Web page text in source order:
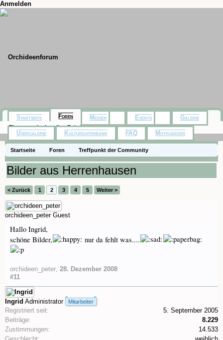
Anmelden
Startseite Foren
Treffpunkt der Community
Orchideenfotos (Naturformen)
Bilder aus Herrenhausen
< Zurück 1 2 3 4 5 Weiter >
orchideen_peter Guest
Hallo Ingrid,
schöne Bilder,
nur da fehlt was....
orchideen_peter, 28. Dezember 2008
#11
Ingrid Administrator Mitarbeiter
Registriert seit:
5. September 2005
Beiträge:
8.229
Zustimmungen:
14.533
Startseite Foren
Themen mit aktuellen Beiträgen
Medien Events Galerie
Usergalerie Kulturdatenbank FAQ Motivjaeger